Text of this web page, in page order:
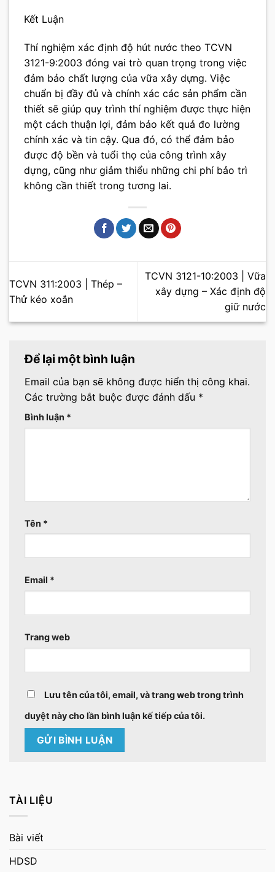
TÀI LIỆU
Bài viết
HDSD
Kết Luận
Thí nghiệm xác định độ hút nước theo TCVN
3121-9:2003 đóng vai trò quan trọng trong việc
đảm bảo chất lượng của vữa xây dựng. Việc
chuẩn bị đầy đủ và chính xác các sản phẩm cần
thiết sẽ giúp quy trình thí nghiệm được thực hiện
một cách thuận lợi, đảm bảo kết quả đo lường
chính xác và tin cậy. Qua đó, có thể đảm bảo
được độ bền và tuổi thọ của công trình xây
dựng, cũng như giảm thiểu những chi phí bảo trì
không cần thiết trong tương lai.
TCVN 311:2003 | Thép –
Thử kéo xoắn
TCVN 3121-10:2003 | Vữa
xây dựng – Xác định độ
giữ nước
Để lại một bình luận
Email của bạn sẽ không được hiển thị công khai.
Các trường bắt buộc được đánh dấu *
Bình luận *
Tên *
Email *
Trang web
Lưu tên của tôi, email, và trang web trong trình
duyệt này cho lần bình luận kế tiếp của tôi.